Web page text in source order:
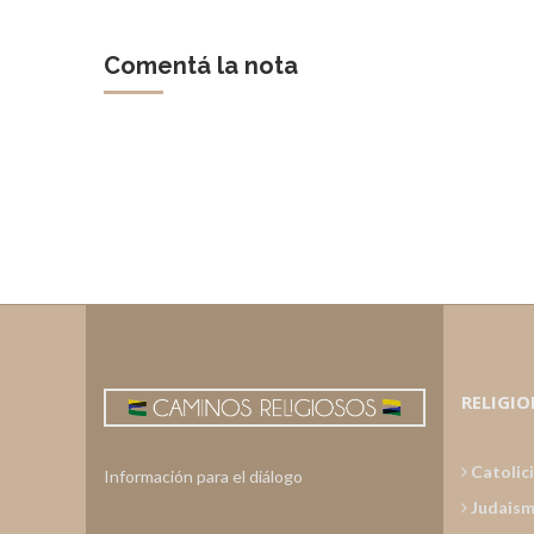
Comentá la nota
Información para el diálogo